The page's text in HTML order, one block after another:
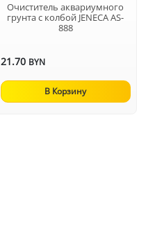
Очиститель аквариумного
грунта с колбой JENECA AS-
888
21.70 BYN
В Корзину